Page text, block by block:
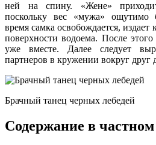
ней на спину. «Жене»
поскольку вес «мужа» ощутимо
время самка освобождается, издает
поверхности водоема. После
уже вместе. Далее следует
партнеров в кружении вокруг друг
Брачный танец черных лебедей
Содержание в частном